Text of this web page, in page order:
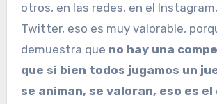
otros, en las redes, en el
Twitter, eso es muy valorable,
demuestra que no hay una
que si bien todos jugamos un
se animan, se valoran, eso es